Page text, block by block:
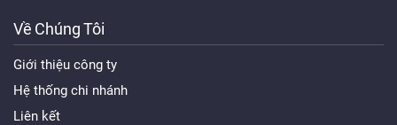
Về Chúng Tôi
Giới thiệu công ty
Hệ thống chi nhánh
Liên kết